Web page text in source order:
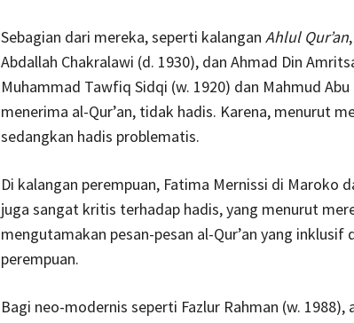
Sebagian dari mereka, seperti kalangan Ahlul Qur’an
Abdallah Chakralawi (d. 1930), dan Ahmad Din
Muhammad Tawfiq Sidqi (w. 1920) dan Mahmud Abu
menerima al-Qur’an, tidak hadis. Karena, menurut
sedangkan hadis problematis.
Di kalangan perempuan, Fatima Mernissi di Maroko
juga sangat kritis terhadap hadis, yang menurut
mengutamakan pesan-pesan al-Qur’an yang inklusif
perempuan.
Bagi neo-modernis seperti Fazlur Rahman (w.